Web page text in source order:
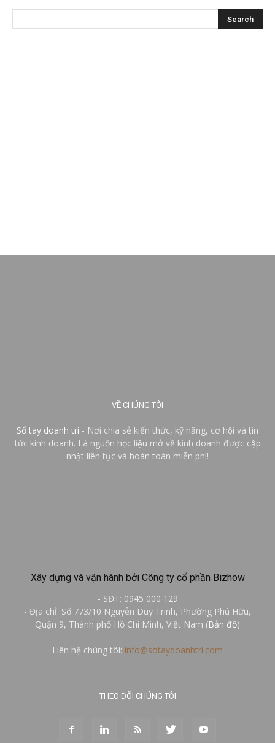
VỀ CHÚNG TÔI
Sổ tay doanh trí - Nơi chia sẻ kiến thức, kỹ năng, cơ hội và tin
tức kinh doanh. Là nguồn học liệu mở về kinh doanh được cập
nhật liên tục và hoàn toàn miễn phí!
Xây dựng và vận hành bởi Công ty cổ phần Bizhow
- SĐT: 0945 000 129
- Địa chỉ: Số 773/10 Nguyễn Duy Trinh, Phường Phú Hữu,
Quận 9, Thành phố Hồ Chí Minh, Việt Nam (Bản đồ)
Liên hệ chúng tôi: info@sotaydoanhtri.com
THEO DÕI CHÚNG TÔI